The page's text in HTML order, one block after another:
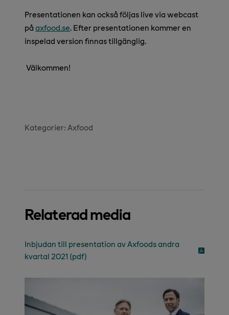
Presentationen kan också följas live via webcast
på axfood.se. Efter presentationen kommer en
inspelad version finnas tillgänglig.
Välkommen!
Kategorier: Axfood
Relaterad media
Inbjudan till presentation av Axfoods andra
kvartal 2021 (pdf)